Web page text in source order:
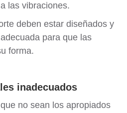
las vibraciones.
deben estar diseñados y
para que las
forma.
inadecuados
no sean los apropiados